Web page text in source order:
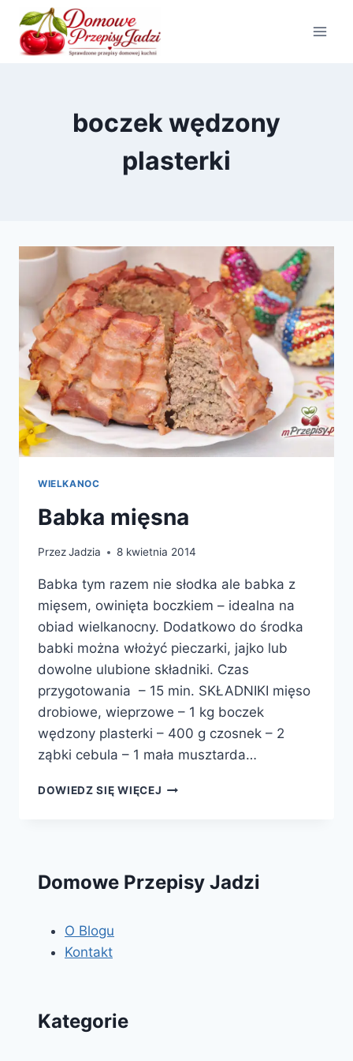
Przejdź
treści
boczek wędzony
plasterki
WIELKANOC
Babka mięsna
PrzezJadzia 8 kwietnia 2014
Babka tym razem nie słodka ale babka z
mięsem, owinięta boczkiem – idealna na
obiad wielkanocny. Dodatkowo do środka
babki można włożyć pieczarki, jajko lub
dowolne ulubione składniki. Czas
przygotowania – 15 min. SKŁADNIKI mięso
drobiowe, wieprzowe – 1 kg boczek
wędzony plasterki – 400 g czosnek – 2
ząbki cebula – 1 mała musztarda…
DOWIEDZ SIĘ WIĘCEJ BABKA
Domowe Przepisy Jadzi
O Blogu
Kontakt
Kategorie